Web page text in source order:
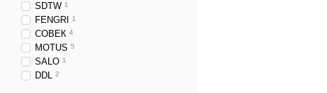
SDTW 1
FENGRI 1
СОВЕК 4
MOTUS 5
SALO 1
DDL 2